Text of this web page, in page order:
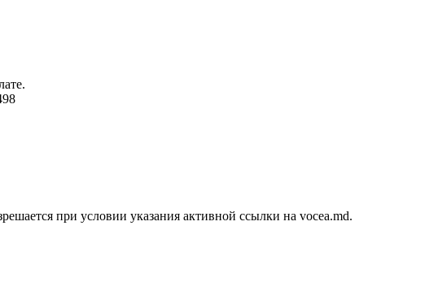
при условии указания активной ссылки на vocea.md.